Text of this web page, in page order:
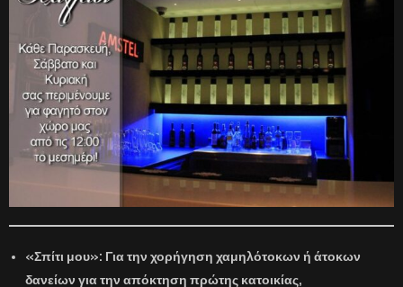
«Σπίτι μου»: Για την χορήγηση χαμηλότοκων ή άτοκων
δανείων για την απόκτηση πρώτης κατοικίας,